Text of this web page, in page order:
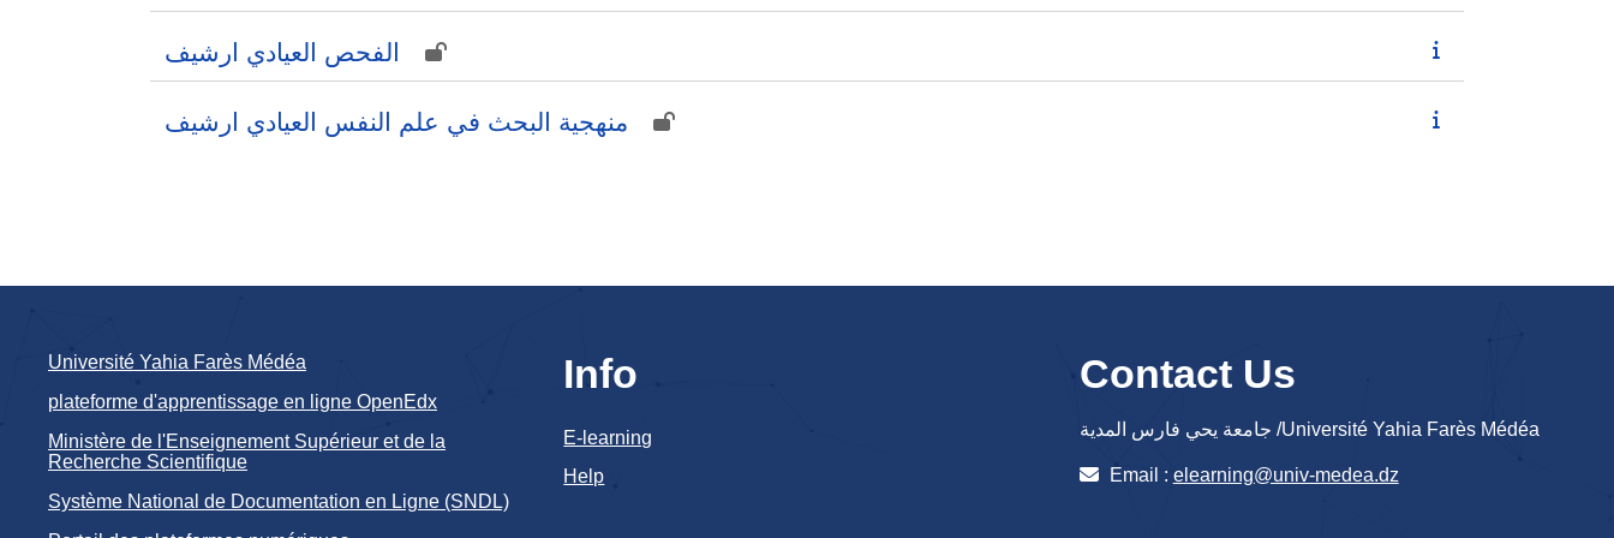
الفحص العيادي ارشيف
منهجية البحث في علم النفس العيادي ارشيف
Université Yahia Farès Médéa
plateforme d'apprentissage en ligne OpenEdx
Ministère de l'Enseignement Supérieur et de la
Recherche Scientifique
Système National de Documentation en Ligne (SNDL)
Info
E-learning
Help
Contact Us
جامعة يحي فارس المدية /Université Yahia Farès Médéa
Email : elearning@univ-medea.dz